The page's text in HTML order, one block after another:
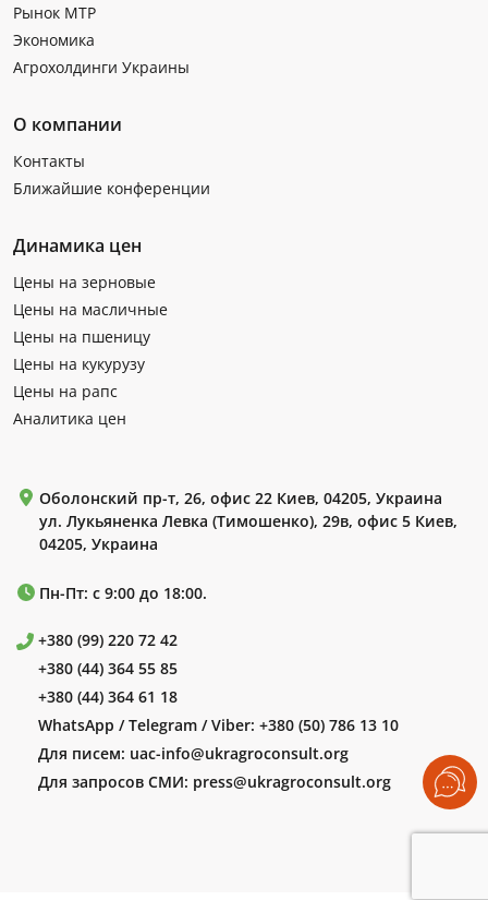
Рынок МТР
Экономика
Агрохолдинги Украины
О компании
Контакты
Ближайшие конференции
Динамика цен
Цены на зерновые
Цены на масличные
Цены на пшеницу
Цены на кукурузу
Цены на рапс
Аналитика цен
Оболонский пр-т, 26, офис 22 Киев, 04205, Украина
ул. Лукьяненка Левка (Тимошенко), 29в, офис 5 Киев,
04205, Украина
Пн-Пт: с 9:00 до 18:00.
+380 (99) 220 72 42
+380 (44) 364 55 85
+380 (44) 364 61 18
WhatsApp / Telegram / Viber: +380 (50) 786 13 10
Для писем: uac-info@ukragroconsult.org
Для запросов СМИ: press@ukragroconsult.org